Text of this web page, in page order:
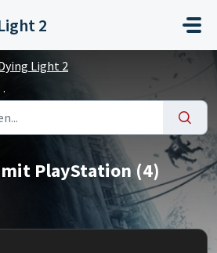
gehen
2
Light 2
PlayStation (4)